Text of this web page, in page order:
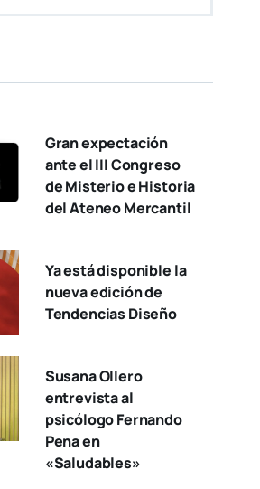
Gran expectación
ante el III Congreso
de Misterio e Historia
del Ateneo Mercantil
Ya está disponible la
nueva edición de
Tendencias Diseño
Susana Ollero
entrevista al
psicólogo Fernando
Pena en
«Saludables»